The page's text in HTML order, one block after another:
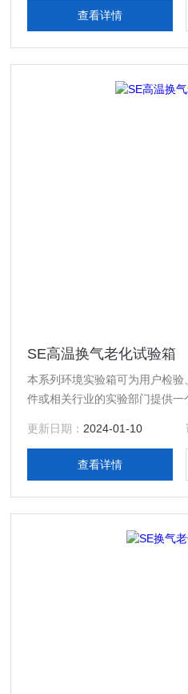
一体化程度高，科学的空气流
全隐患，保证设备的长期可靠性
查看详情
SE高温换气老化试验箱
本系列环境实验箱可为用户检
件或相关行业的实验部门提供一
可靠的设备性能，便捷操作的计
体化程度高，科学的空气流通
隐患，保证设备的长期可靠性。
更新日期： 2024-01-10
查看详情